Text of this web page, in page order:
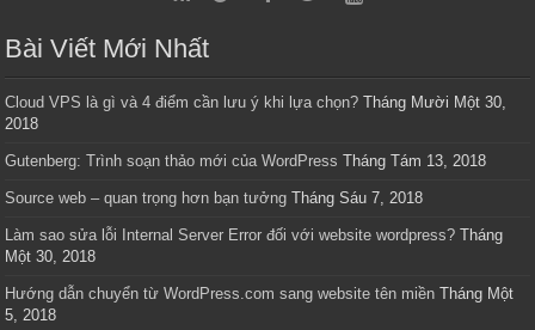
Bài Viết Mới Nhất
Cloud VPS là gì và 4 điểm cần lưu ý khi lựa chọn? Tháng Mười Một 30,
2018
Gutenberg: Trình soạn thảo mới của WordPress Tháng Tám 13, 2018
Source web – quan trọng hơn bạn tưởng Tháng Sáu 7, 2018
Làm sao sửa lỗi Internal Server Error đối với website wordpress? Tháng
Một 30, 2018
Hướng dẫn chuyển từ WordPress.com sang website tên miền Tháng Một
5, 2018